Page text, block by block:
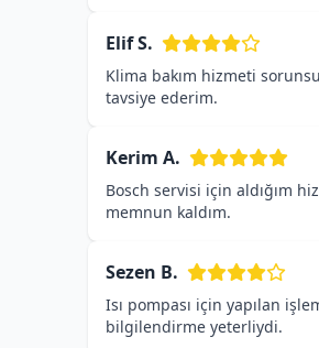
Elif S.
Klima bakım hizmeti
tavsiye ederim.
Kerim A.
Bosch servisi için aldığım
memnun kaldım.
Sezen B.
Isı pompası için yapılan
bilgilendirme yeterliydi.